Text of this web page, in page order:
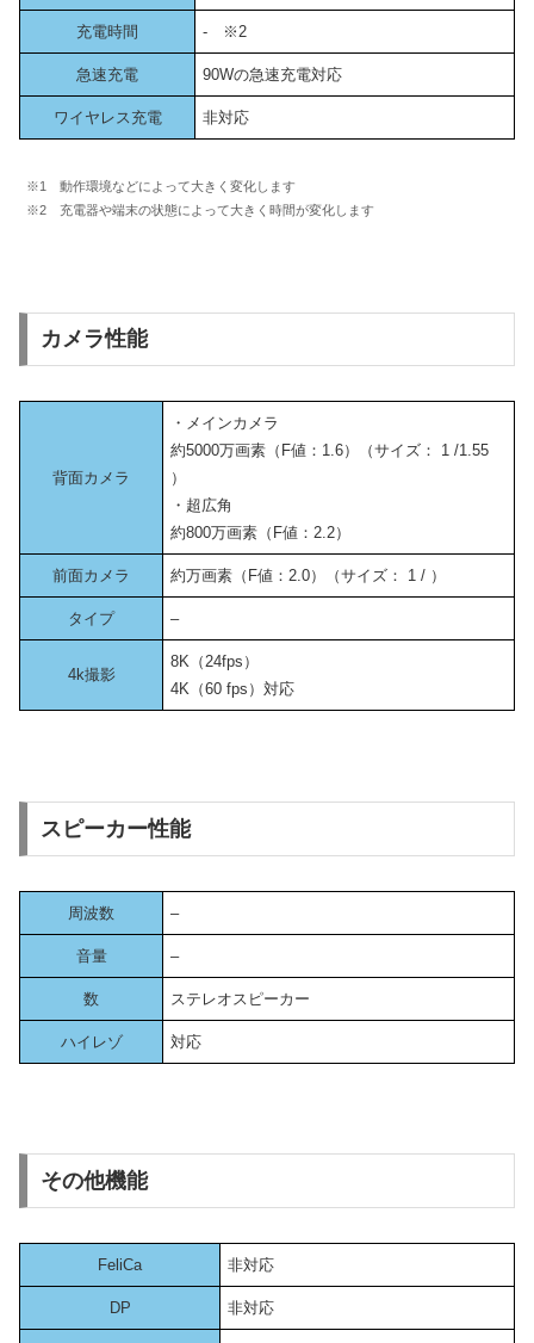
充電時間 - ※2
急速充電 90Wの急速充電対応
ワイヤレス充電 非対応
※1 動作環境などによって大きく変化します
※2 充電器や端末の状態によって大きく時間が変化します
カメラ性能
背面カメラ
・メインカメラ
約5000万画素（F値：1.6）（サイズ： 1 /1.55
）
・超広角
約800万画素（F値：2.2）
前面カメラ 約万画素（F値：2.0）（サイズ： 1 / ）
タイプ –
4k撮影
8K（24fps）
4K（60 fps）対応
スピーカー性能
周波数 –
音量 –
数 ステレオスピーカー
ハイレゾ 対応
その他機能
FeliCa 非対応
DP 非対応